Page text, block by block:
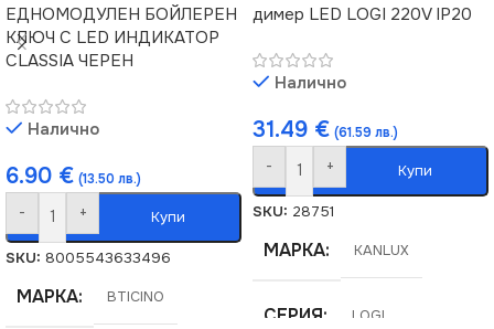
ЕДНОМОДУЛЕН БОЙЛЕРЕН
КЛЮЧ С LED ИНДИКАТОР
CLASSIA ЧЕРЕН
Налично
6.90 € (13.50 лв.)
- + Купи
SKU: 8005543633496
МАРКА BTICINO
димер LED LOGI 220V IP20
Налично
31.49 € (61.59 лв.)
- + Купи
SKU: 28751
МАРКА KANLUX
СЕРИЯ LOGI